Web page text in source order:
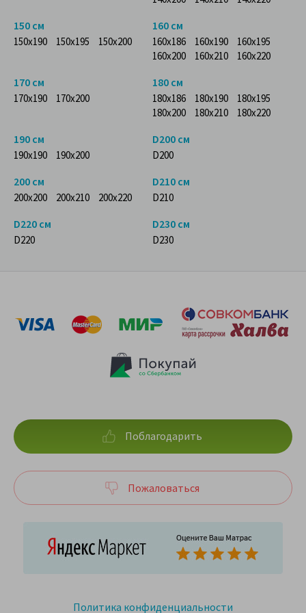
150 см
150x190 150x195 150x200
160 см
160x186 160x190
160x195
160x200
160x210 160x220
170 см
170x190 170x200
180 см
180x186 180x190
180x195
180x200
180x210 180x220
190 см
190x190 190x200
D200 см
D200
200 см
200x200 200x210 200x220
D210 см
D210
D220 см
D220
D230 см
D230
Политика конфиденциальности
Поблагодарить
Пожаловаться